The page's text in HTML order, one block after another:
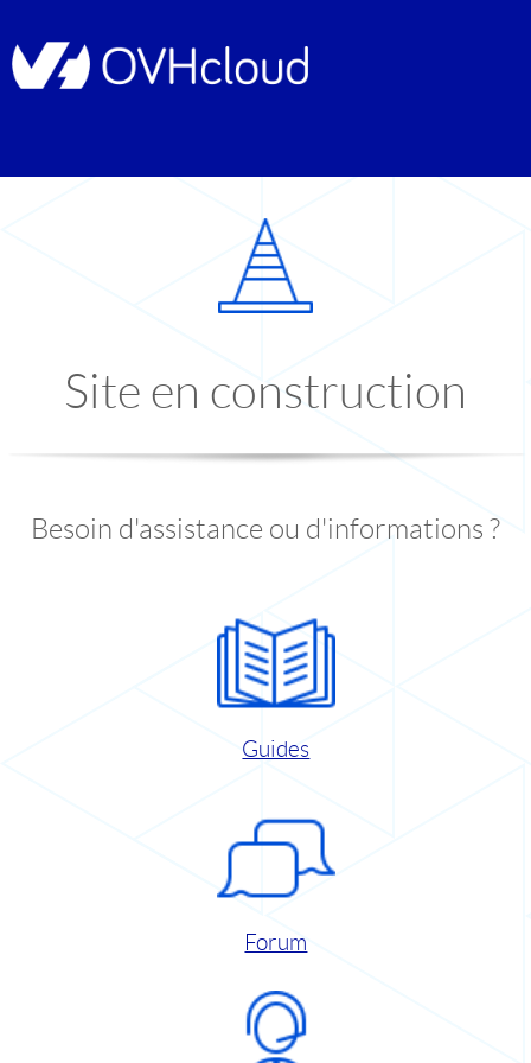
Site en construction
Besoin d'assistance ou d'informations ?
Guides
Forum